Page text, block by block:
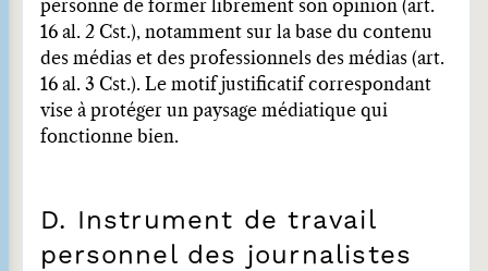
personne de former librement son opinion (art.
16 al. 2 Cst.), notamment sur la base du contenu
des médias et des professionnels des médias (art.
16 al. 3 Cst.). Le motif justificatif correspondant
vise à protéger un paysage médiatique qui
fonctionne bien.
D. Instrument de travail
personnel des journalistes